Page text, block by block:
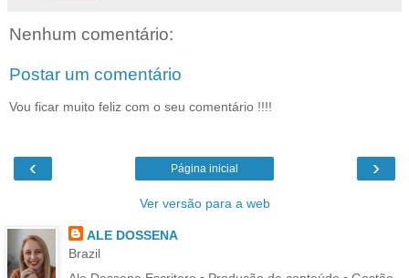
Nenhum comentário:
Postar um comentário
Vou ficar muito feliz com o seu comentário !!!!
‹ ›
Página inicial
Ver versão para a web
ALE DOSSENA
Brazil